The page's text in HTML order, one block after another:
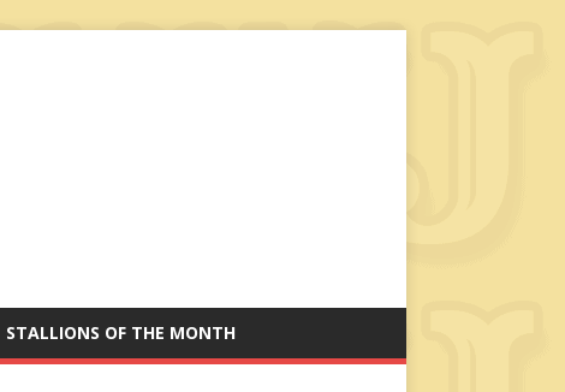
STALLIONS OF THE MONTH